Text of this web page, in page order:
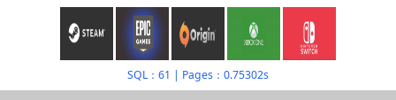
SQL：61 | Pages：0.75302s